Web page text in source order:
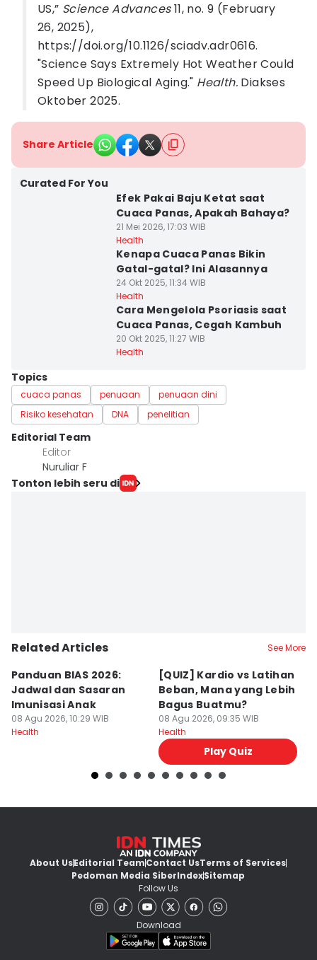
US,” Science Advances11, no. 9 (February
26, 2025),
https://doi.org/10.1126/sciadv.adr0616.
"Science Says Extremely Hot Weather Could
Speed Up Biological Aging." Health. Diakses
Oktober 2025.
Share Article
Curated For You
Efek Pakai Baju Ketat saat
Cuaca Panas, Apakah Bahaya?
21 Mei 2026, 17:03 WIB
Health
Kenapa Cuaca Panas Bikin
Gatal-gatal? Ini Alasannya
24 Okt 2025, 11:34 WIB
Health
Cara Mengelola Psoriasis saat
Cuaca Panas, Cegah Kambuh
20 Okt 2025, 11:27 WIB
Health
Topics
cuaca panas penuaan
penuaan dini
Risiko kesehatan
DNA penelitian
Editorial Team
Editor
Nuruliar F
Tonton lebih seru di
Related Articles See More
Panduan BIAS 2026:
Jadwal dan Sasaran
Imunisasi Anak
08 Agu 2026, 10:29 WIB
Health
[QUIZ] Kardio vs Latihan
Beban, Mana yang Lebih
Bagus Buatmu?
08 Agu 2026, 09:35 WIB
Health
Play Quiz
About UsEditorial TeamContact UsTerms of Services
Pedoman Media SiberIndexSitemap
Follow Us
Download